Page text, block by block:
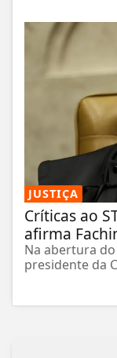
JUSTIÇA
Críticas ao
afirma
Na abertura
presidente da